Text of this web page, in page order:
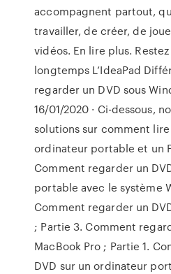
accompagnent partout,
travailler, de créer, de
vidéos. En lire plus.
longtemps L’IdeaPad
regarder un DVD sous
16/01/2020 · Ci-dessous,
solutions sur comment lire
ordinateur portable et un
Comment regarder un
portable avec le système
Comment regarder un
; Partie 3. Comment
MacBook Pro ; Partie 1.
DVD sur un ordinateur